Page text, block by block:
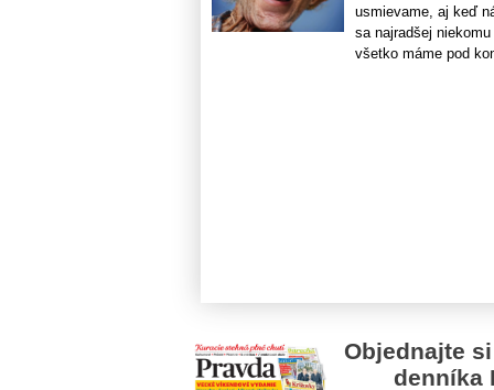
usmievame, aj keď
sa najradšej
všetko máme pod
Objednajte
denníka